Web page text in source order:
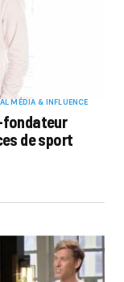
MÉDIA & INFLUENCE
fondateur
de sport